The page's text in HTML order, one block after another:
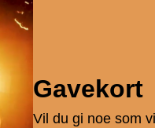
Gavekort
Vil du gi noe som